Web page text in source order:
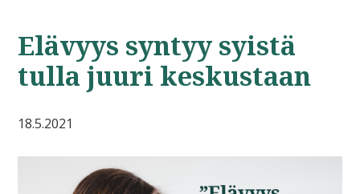
Elävyys syntyy syistä
tulla juuri keskustaan
18.5.2021